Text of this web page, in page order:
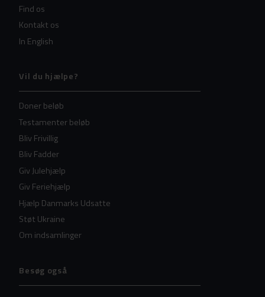
Find os
Kontakt os
In English
Vil du hjælpe?
Doner beløb
Testamenter beløb
Bliv Frivillig
Bliv Fadder
Giv Julehjælp
Giv Feriehjælp
Hjælp Danmarks Udsatte
Støt Ukraine
Om indsamlinger
Besøg også